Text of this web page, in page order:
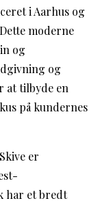
i Aarhus og
moderne
og
og
at tilbyde en
på kundernes
er
har et bredt